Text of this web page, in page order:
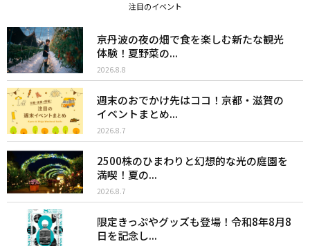
注目のイベント
京丹波の夜の畑で食を楽しむ新たな観光
体験！夏野菜の...
2026.8.8
週末のおでかけ先はココ！京都・滋賀の
イベントまとめ...
2026.8.7
2500株のひまわりと幻想的な光の庭園を
満喫！夏の...
2026.8.7
限定きっぷやグッズも登場！令和8年8月8
日を記念し...